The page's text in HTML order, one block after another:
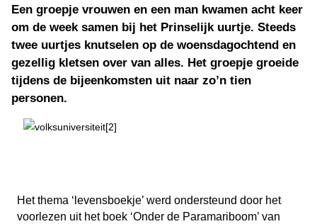
Een groepje vrouwen en een man kwamen acht keer
om de week samen bij het Prinselijk uurtje. Steeds
twee uurtjes knutselen op de woensdagochtend en
gezellig kletsen over van alles. Het groepje groeide
tijdens de bijeenkomsten uit naar zo’n tien
personen.
Het thema ‘levensboekje’ werd ondersteund door het
voorlezen uit het boek ‘Onder de Paramariboom’ van